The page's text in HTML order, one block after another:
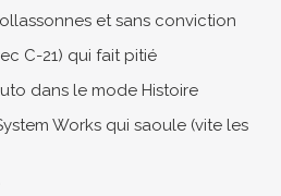
et sans conviction
C-21) qui fait pitié
dans le mode Histoire
Works qui saoule (vite les